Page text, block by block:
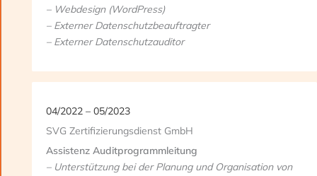
– Webdesign (WordPress)
– Externer Datenschutzbeauftragter
– Externer Datenschutzauditor
04/2022 – 05/2023
SVG Zertifizierungsdienst GmbH
Assistenz Auditprogrammleitung
– Unterstützung bei der Planung und Organisation von